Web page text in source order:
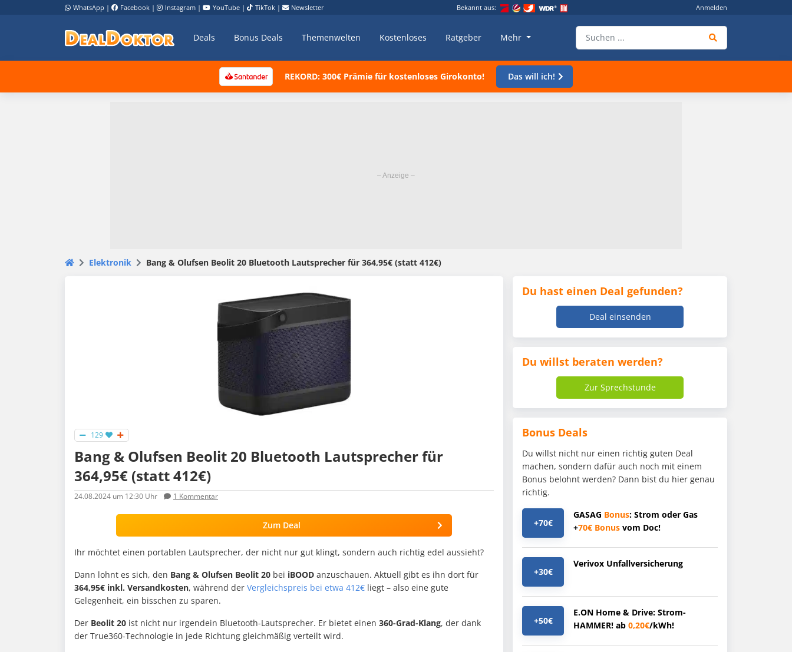
WhatsApp | Facebook | Instagram | YouTube | TikTok | Newsletter Bekannt aus: Anmelden
Deals Bonus Deals Themenwelten Kostenloses Ratgeber Mehr
REKORD: 300€ Prämie für kostenloses Girokonto! Das will ich!
Elektronik Bang & Olufsen Beolit 20 Bluetooth Lautsprecher für 364,95€ (statt 412€)
129
Bang & Olufsen Beolit 20 Bluetooth Lautsprecher für
364,95€ (statt 412€)
24.08.2024 um 12:30 Uhr 1 Kommentar
Zum Deal
Ihr möchtet einen portablen Lautsprecher, der nicht nur gut klingt, sondern auch richtig edel aussieht?
Dann lohnt es sich, den Bang & Olufsen Beolit 20 bei iBOOD anzuschauen. Aktuell gibt es ihn dort für
364,95€ inkl. Versandkosten, während der Vergleichspreis bei etwa 412€ liegt – also eine gute
Gelegenheit, ein bisschen zu sparen.
Der Beolit 20 ist nicht nur irgendein Bluetooth-Lautsprecher. Er bietet einen 360-Grad-Klang, der dank
der True360-Technologie in jede Richtung gleichmäßig verteilt wird.
Du hast einen Deal gefunden?
Deal einsenden
Du willst beraten werden?
Zur Sprechstunde
Bonus Deals
Du willst nicht nur einen richtig guten Deal
machen, sondern dafür auch noch mit einem
Bonus belohnt werden? Dann bist du hier genau
richtig.
+70€
GASAG Bonus: Strom oder Gas
+70€ Bonus vom Doc!
+30€
Verivox Unfallversicherung
+50€
E.ON Home & Drive: Strom-
HAMMER! ab 0,20€/kWh!